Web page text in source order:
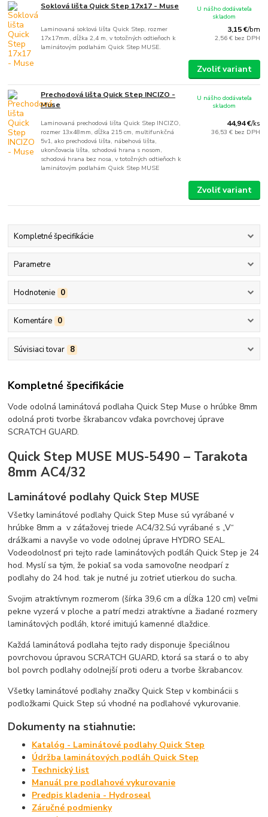
Soklová lišta Quick Step 17x17 - Muse
Laminovaná soklová lišta Quick Step, rozmer
17x17mm, dĺžka 2,4 m, v totožných odtieňoch k
laminátovým podlahám Quick Step MUSE.
3,15 €/bm
2,56 € bez DPH
U nášho dodávateľa
skladom
Zvoliť variant
Prechodová lišta Quick Step INCIZO -
Muse
Laminovaná prechodová lišta Quick Step INCIZO,
rozmer 13x48mm, dĺžka 215 cm, multifunkčná
5v1, ako prechodová lišta, nábehová lišta,
ukončovacia lišta, schodová hrana s nosom,
schodová hrana bez nosa, v totožných odtieňoch k
laminátovým podlahám Quick Step MUSE
44,94 €/ks
36,53 € bez DPH
U nášho dodávateľa
skladom
Zvoliť variant
Kompletné špecifikácie
Parametre
Hodnotenie 0
Komentáre 0
Súvisiaci tovar 8
Kompletné špecifikácie
Vode odolná laminátová podlaha Quick Step Muse o hrúbke 8mm
odolná proti tvorbe škrabancov vďaka povrchovej úprave
SCRATCH GUARD.
Quick Step MUSE MUS-5490 – Tarakota
8mm AC4/32
Laminátové podlahy Quick Step MUSE
Všetky laminátové podlahy Quick Step Muse sú vyrábané v
hrúbke 8mm a v záťažovej triede AC4/32.Sú vyrábané s „V“
drážkami a navyše vo vode odolnej úprave HYDRO SEAL.
Vodeodolnosť pri tejto rade laminátových podláh Quick Step je 24
hod. Myslí sa tým, že pokiaľ sa voda samovoľne neodparí z
podlahy do 24 hod. tak je nutné ju zotrieť utierkou do sucha.
Svojim atraktívnym rozmerom (šírka 39,6 cm a dĺžka 120 cm) veľmi
pekne vyzerá v ploche a patrí medzi atraktívne a žiadané rozmery
laminátových podláh, ktoré imitujú kamenné dlaždice.
Každá laminátová podlaha tejto rady disponuje špeciálnou
povrchovou úpravou SCRATCH GUARD, ktorá sa stará o to aby
bol povrch podlahy odolnejší proti oderu a tvorbe škrabancov.
Všetky laminátové podlahy značky Quick Step v kombinácii s
podložkami Quick Step sú vhodné na podlahové vykurovanie.
Dokumenty na stiahnutie:
Katalóg - Laminátové podlahy Quick Step
Údržba laminátových podláh Quick Step
Technický list
Manuál pre podlahové vykurovanie
Predpis kladenia - Hydroseal
Záručné podmienky